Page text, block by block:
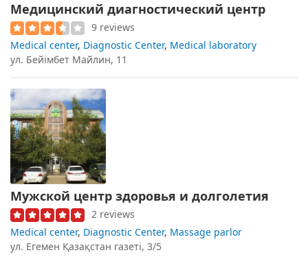
Медицинский диагностический центр
9 reviews
Medical center, Diagnostic Center, Medical laboratory
ул. Бейімбет Майлин, 11
Мужской центр здоровья и долголетия
2 reviews
Medical center, Diagnostic Center, Massage parlor
ул. Егемен Қазақстан газеті, 3/5